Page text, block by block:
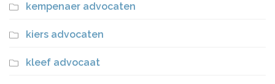
kempenaer advocaten
kiers advocaten
kleef advocaat